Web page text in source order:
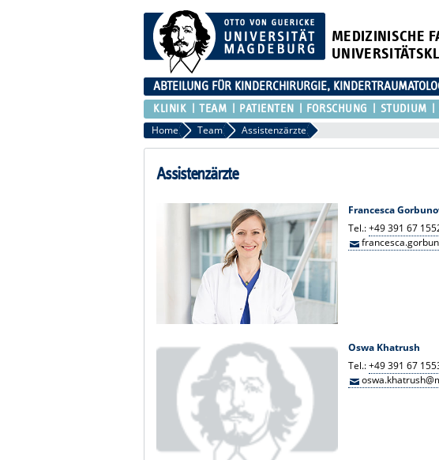
MEDIZINISCHE
ABTEILUNG FÜR KINDERCHIRURGIE,
KLINIK TEAM PATIENTEN FORSCHUNG STUDIUM
Home Team Assistenzärzte
Assistenzärzte
Francesca
Tel.:+49 391 67
Oswa Khatrush
Tel.:+49 391 67